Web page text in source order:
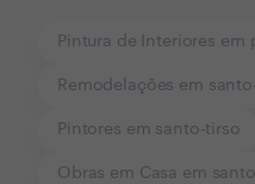
Pintura de Interiores em
Remodelações em
Pintores em santo-tirso
Obras em Casa em